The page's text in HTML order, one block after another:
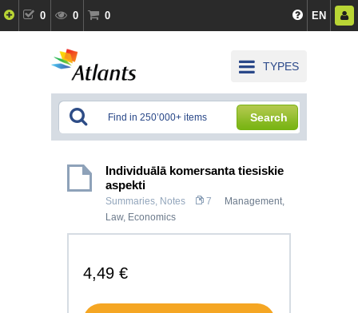
0 0 0 EN
TYPES
Search
Individuālā komersanta tiesiskie
aspekti
Summaries, Notes 7 Management,
Law, Economics
4,49 €